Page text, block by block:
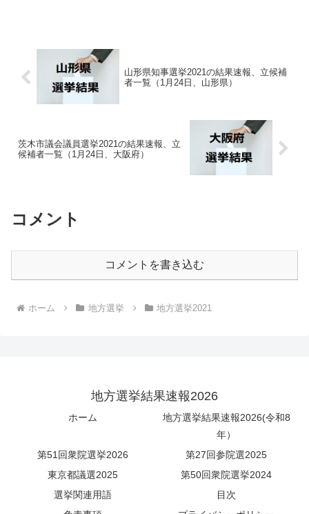
山形県知事選挙2021の結果速報、立候補
者一覧（1月24日、山形県）
茨木市議会議員選挙2021の結果速報、立
候補者一覧（1月24日、大阪府）
コメント
コメントを書き込む
ホーム 地方選挙 地方選挙2021
地方選挙結果速報2026
ホーム
地方選挙結果速報2026(令和8
年）
第51回衆院選挙2026
第27回参院選2025
東京都議選2025
第50回衆院選挙2024
選挙関連用語
目次